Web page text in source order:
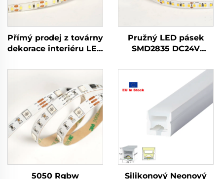
Přímý prodej z továrny
dekorace interiéru LED
SMD2835 12V 5mm
pásek
Pružný LED pásek
SMD2835 DC24V
14W/M obývací pokoj
ložnice LED páskové
světlo
5050 Rgbw Silikonový Neonový